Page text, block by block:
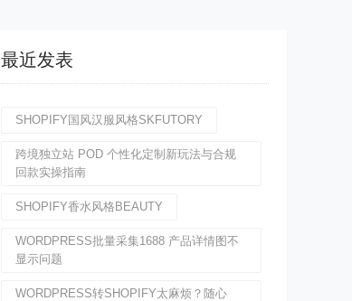
最近发表
SHOPIFY国风汉服风格SKFUTORY
跨境独立站 POD 个性化定制新玩法与合规
回款实操指南
SHOPIFY香水风格BEAUTY
WORDPRESS批量采集1688 产品详情图不
显示问题
WORDPRESS转SHOPIFY太麻烦？随心